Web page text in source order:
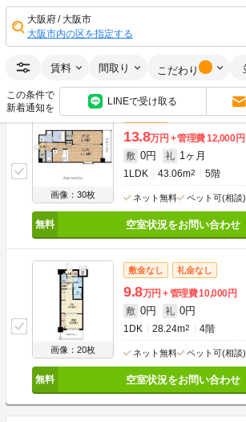
大阪府 大阪市
大阪市内の区を指定する
賃料 間取り こだわり
この条件で
新着通知を
LINEで受け取る
画像：28枚
空室状況をお問い合わせ
画像：30枚
敷金なし
13.8万円 管理費12,000円
敷 0円 礼 1ヶ月
1LDK 43.06m2 5階
ネット無料 ペット可(相談)
空室状況をお問い合わせ
画像：20枚
敷金なし 礼金なし
9.8万円 管理費10,000円
敷 0円 礼 0円
1DK 28.24m2 4階
ネット無料 ペット可(相談)
空室状況をお問い合わせ